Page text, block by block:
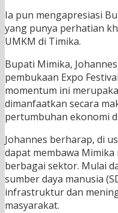
Ia pun mengapresiasi
yang punya perhatian
UMKM di Timika.
Bupati Mimika,
pembukaan Expo
momentum ini
dimanfaatkan secara
pertumbuhan ekonomi
Johannes berharap, di
dapat membawa
berbagai sektor. Mulai
sumber daya manusia
infrastruktur dan
masyarakat.